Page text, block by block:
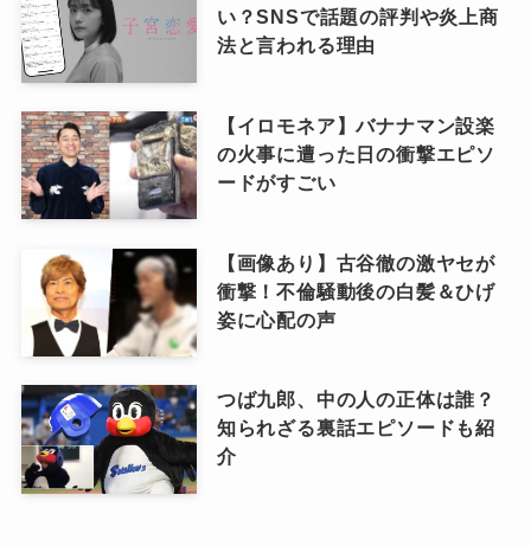
い？SNSで話題の評判や炎上商
法と言われる理由
【イロモネア】バナナマン設楽
の火事に遭った日の衝撃エピソ
ードがすごい
【画像あり】古谷徹の激ヤセが
衝撃！不倫騒動後の白髪＆ひげ
姿に心配の声
つば九郎、中の人の正体は誰？
知られざる裏話エピソードも紹
介